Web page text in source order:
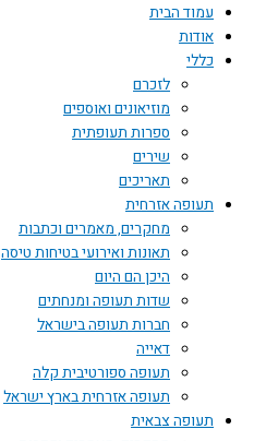
עמוד הבית
אודות
כללי
לזכרם
מוזיאונים ואוספים
ספרות תעופתית
שירים
תאריכים
תעופה אזרחית
מחקרים, מאמרים וכתבות
תאונות ואירועי בטיחות טיסה
היכן הם היום
שדות תעופה ומנחתים
חברות תעופה בישראל
דאייה
תעופה ספורטיבית קלה
תעופה אזרחית בארץ ישראל
תעופה צבאית